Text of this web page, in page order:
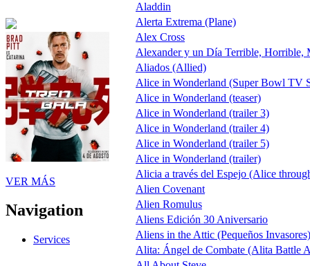
VER MÁS
Navigation
Services
Aladdin
Alerta Extrema (Plane)
Alex Cross
Alexander y un Día Terrible, Horrible,
Aliados (Allied)
Alice in Wonderland (Super Bowl TV
Alice in Wonderland (teaser)
Alice in Wonderland (trailer 3)
Alice in Wonderland (trailer 4)
Alice in Wonderland (trailer 5)
Alice in Wonderland (trailer)
Alicia a través del Espejo (Alice
Alien Covenant
Alien Romulus
Aliens Edición 30 Aniversario
Aliens in the Attic (Pequeños Invasores)
Alita: Ángel de Combate (Alita Battle